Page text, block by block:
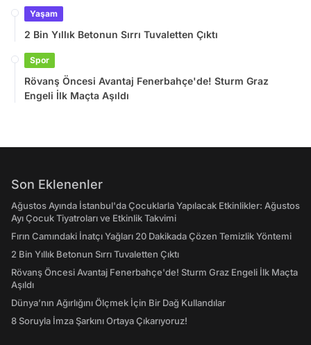
Yaşam
2 Bin Yıllık Betonun Sırrı Tuvaletten Çıktı
Spor
Rövanş Öncesi Avantaj Fenerbahçe'de! Sturm Graz
Engeli İlk Maçta Aşıldı
Son Eklenenler
Ağustos Ayında İstanbul'da Çocuklarla Yapılacak Etkinlikler: Ağustos
Ayı Çocuk Tiyatroları ve Etkinlik Takvimi
Fırın Camındaki İnatçı Yağları 20 Dakikada Çözen Temizlik Yöntemi
2 Bin Yıllık Betonun Sırrı Tuvaletten Çıktı
Rövanş Öncesi Avantaj Fenerbahçe'de! Sturm Graz Engeli İlk Maçta
Aşıldı
Dünya’nın Ağırlığını Ölçmek İçin Bir Dağ Kullandılar
8 Soruyla İmza Şarkını Ortaya Çıkarıyoruz!